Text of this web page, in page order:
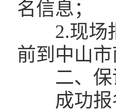
名信息；
2.现场报
前到中山
二、保
成功报名